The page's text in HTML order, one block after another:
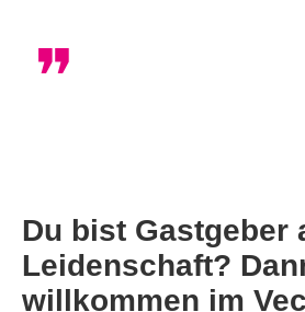
Du bist Gastgeber
Leidenschaft?
willkommen im